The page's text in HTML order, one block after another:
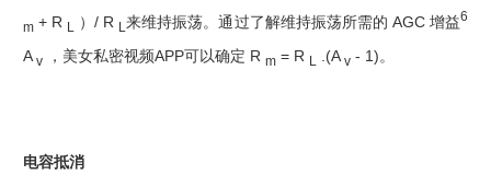
m+ R L ）/ R L来维持振荡。通过了解维持振荡所需的 AGC 增益6
A v，美女私密视频APP可以确定 R m = R L .(A v- 1)。
电容抵消